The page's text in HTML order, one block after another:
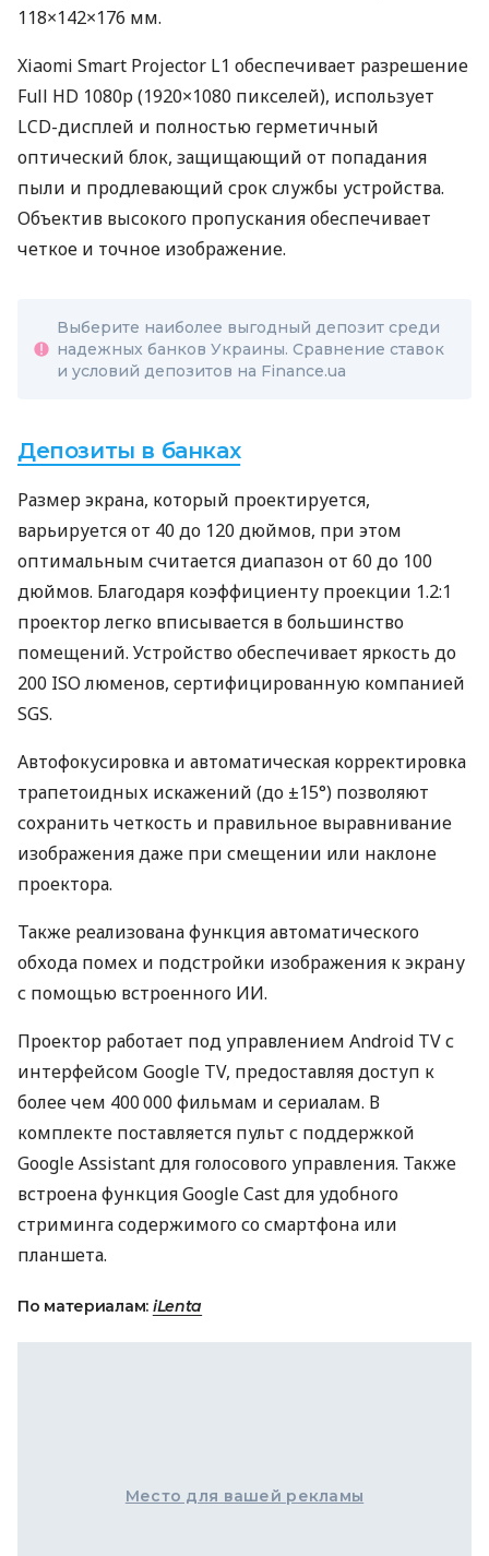
118×142×176 мм.
Xiaomi Smart Projector L1 обеспечивает разрешение
Full HD 1080p (1920×1080 пикселей), использует
LCD-дисплей и полностью герметичный
оптический блок, защищающий от попадания
пыли и продлевающий срок службы устройства.
Объектив высокого пропускания обеспечивает
четкое и точное изображение.
Выберите наиболее выгодный депозит среди
надежных банков Украины. Сравнение ставок
и условий депозитов на Finance.ua
Депозиты в банках
Размер экрана, который проектируется,
варьируется от 40 до 120 дюймов, при этом
оптимальным считается диапазон от 60 до 100
дюймов. Благодаря коэффициенту проекции 1.2:1
проектор легко вписывается в большинство
помещений. Устройство обеспечивает яркость до
200 ISO люменов, сертифицированную компанией
SGS.
Автофокусировка и автоматическая корректировка
трапетоидных искажений (до ±15°) позволяют
сохранить четкость и правильное выравнивание
изображения даже при смещении или наклоне
проектора.
Также реализована функция автоматического
обхода помех и подстройки изображения к экрану
с помощью встроенного ИИ.
Проектор работает под управлением Android TV с
интерфейсом Google TV, предоставляя доступ к
более чем 400 000 фильмам и сериалам. В
комплекте поставляется пульт с поддержкой
Google Assistant для голосового управления. Также
встроена функция Google Cast для удобного
стриминга содержимого со смартфона или
планшета.
По материалам: iLenta
Место для вашей рекламы